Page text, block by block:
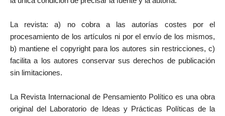
La revista: a) no cobra a las autorías costes por el
procesamiento de los artículos ni por el envío de los mismos,
b) mantiene el copyright para los autores sin restricciones, c)
facilita a los autores conservar sus derechos de publicación
sin limitaciones.
La Revista Internacional de Pensamiento Político es una obra
original del Laboratorio de Ideas y Prácticas Políticas de la